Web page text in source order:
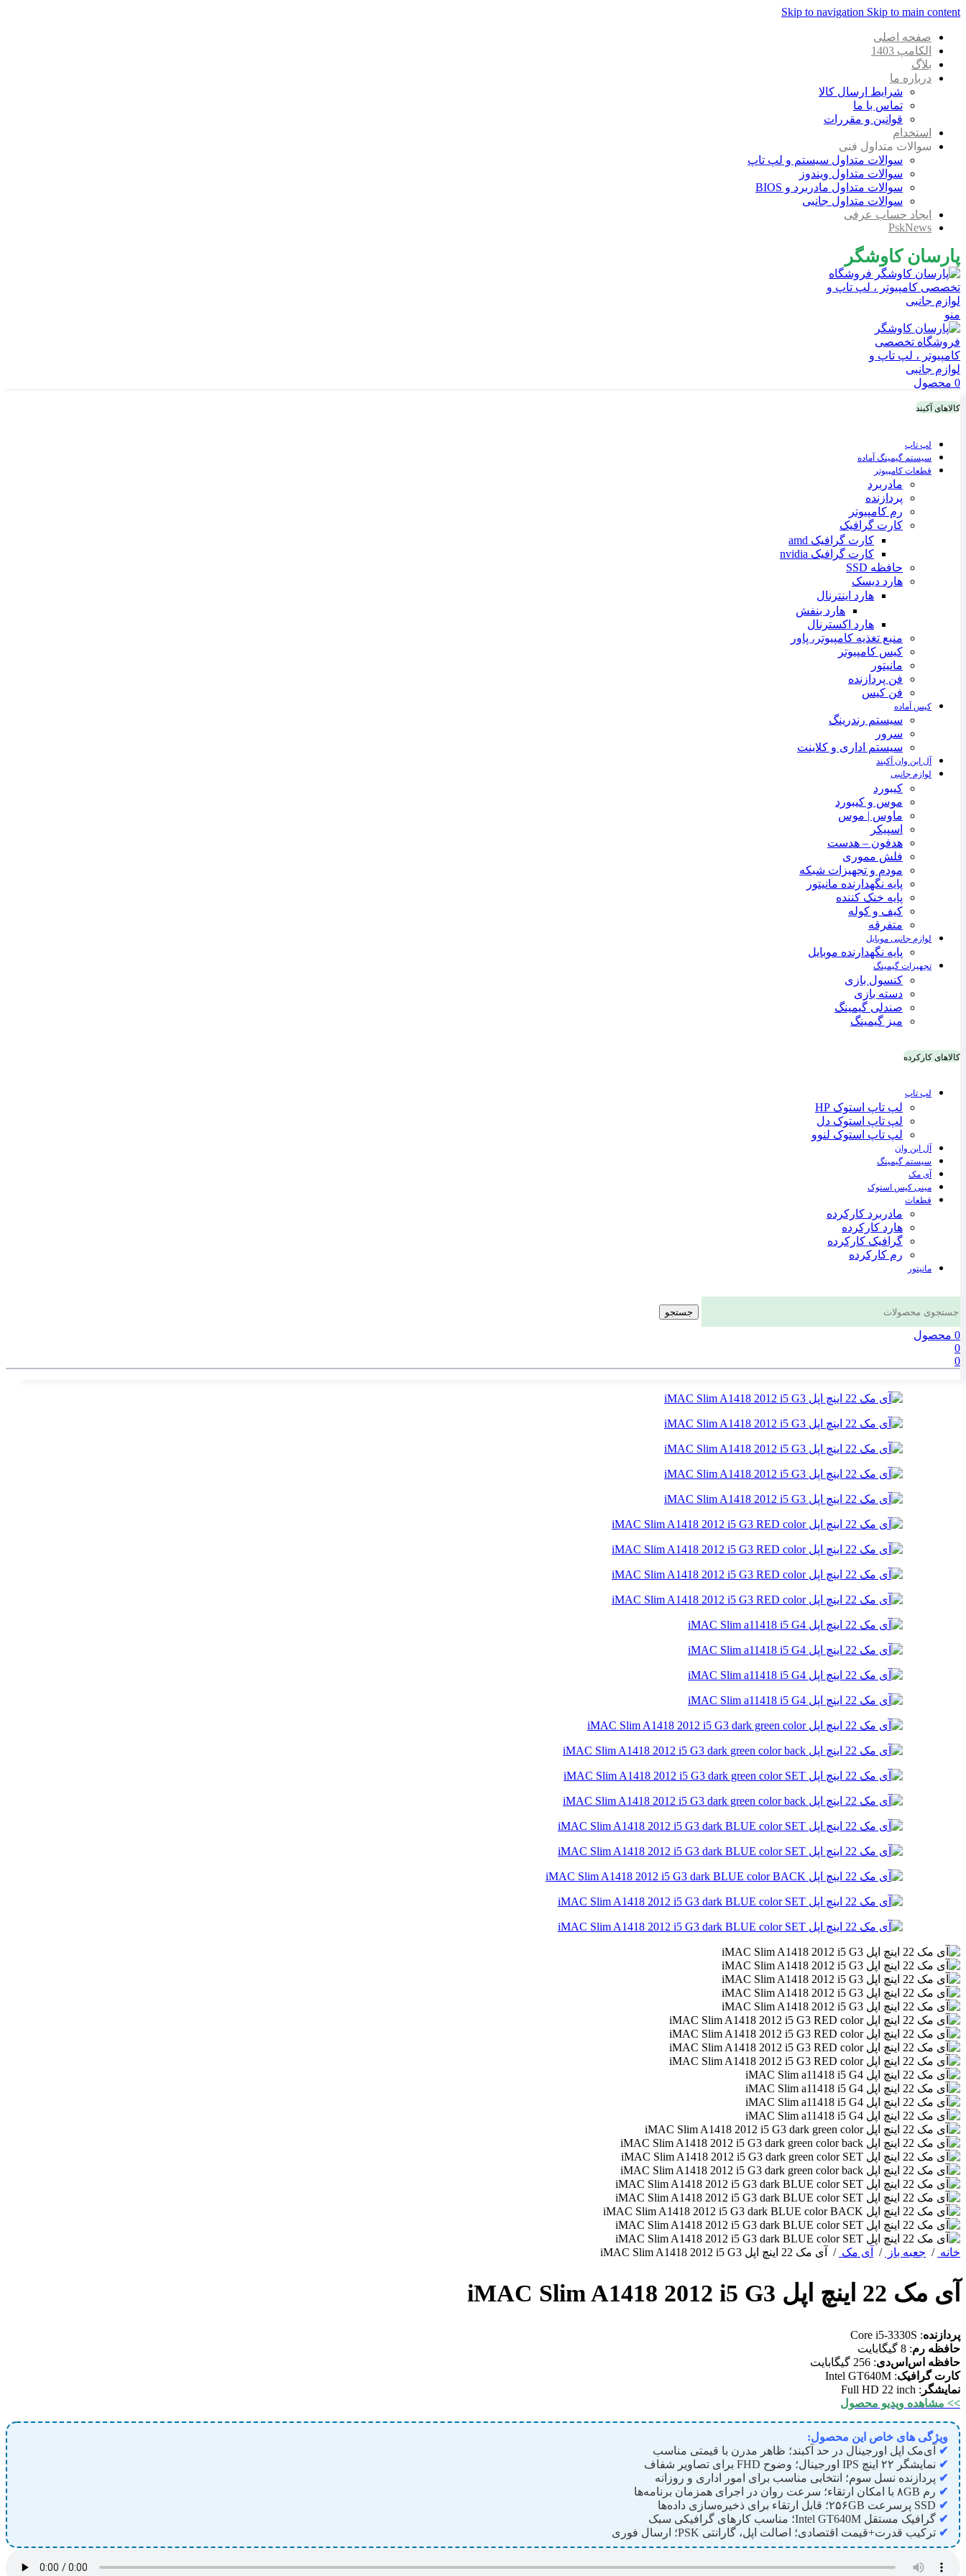
Skip to navigation Skip to main content
صفحه اصلی
الکامپ 1403
بلاگ
درباره ما
شرایط ارسال کالا
تماس با ما
قوانین و مقررات
استخدام
سوالات متداول فنی
سوالات متداول سیستم و لپ تاپ
سوالات متداول ویندوز
سوالات متداول مادربرد و BIOS
سوالات متداول جانبی
ایجاد حساب عرفی
PskNews
پارسان کاوشگر
منو
0 محصول
کالاهای آکبند
لپ تاپ
سیستم گیمینگ آماده
قطعات کامپیوتر
مادربرد
پردازنده
رم کامپیوتر
کارت گرافیک
کارت گرافیک amd
کارت گرافیک nvidia
حافظه SSD
هارد دیسک
هارد اینترنال
هارد بنفش
هارد اکسترنال
منبع تغذیه کامپیوتر، پاور
کیس کامپیوتر
مانیتور
فن پردازنده
فن کیس
کیس آماده
سیستم رندرینگ
سرور
سیستم‌ اداری و کلاینت
آل این وان آکبند
لوازم جانبی
کیبورد
موس و کیبورد
ماوس | موس
اسپیکر
هدفون – هدست
فلش مموری
مودم و تجهیزات شبکه
پایه نگهدارنده مانیتور
پایه خنک کننده
کیف و کوله
متفرقه
لوازم جانبی موبایل
پایه نگهدارنده موبایل
تجهیزات گیمینگ
کنسول بازی
دسته بازی
صندلی گیمینگ
میز گیمینگ
کالاهای کارکرده
لپ تاپ
لپ تاپ استوک HP
لپ تاپ استوک دل
لپ تاپ استوک لنوو
آل این وان
سیستم گیمینگ
آی مک
مینی کیس استوک
قطعات
مادربرد کارکرده
هارد کارکرده
گرافیک کارکرده
رم کارکرده
مانیتور
جستجو
0 محصول
0
0
خانه / جعبه باز / آی مک / آی مک 22 اینچ اپل iMAC Slim A1418 2012 i5 G3
آی مک 22 اینچ اپل iMAC Slim A1418 2012 i5 G3
پردازنده: Core i5-3330S
حافظه رم: 8 گیگابایت
حافظه اس‌اس‌دی: 256 گیگابایت
کارت گرافیک: Intel GT640M
نمایشگر : Full HD 22 inch
>> مشاهده ویدیو محصول
ویژگی های خاص این محصول:
✔
آی‌مک اپل اورجینال در حد آکبند؛ ظاهر مدرن با قیمتی مناسب
✔ نمایشگر ۲۲ اینچ IPS اورجینال؛ وضوح FHD برای تصاویر شفاف
✔ پردازنده نسل سوم؛ انتخابی مناسب برای امور اداری و روزانه
✔ رم ۸GB با امکان ارتقاء؛ سرعت روان در اجرای همزمان برنامه‎‌ها
✔ SSD پرسرعت ۲۵۶GB؛ قابل ارتقاء برای ذخیره‌سازی داده‌ها
✔ گرافیک مستقل Intel GT640M؛ مناسب کارهای گرافیکی سبک
✔ ترکیب قدرت+قیمت اقتصادی؛ اصالت اپل، گارانتی PSK؛ ارسال فوری